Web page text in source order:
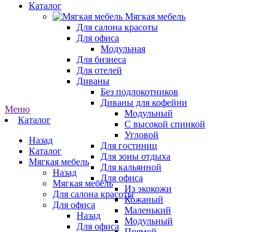
Каталог
Мягкая мебель
Для салона красоты
Для офиса
Модульная
Для бизнеса
Для отелей
Диваны
Без подлокотников
Диваны для кофейни
Модульный
С высокой спинкой
Угловой
Для гостиниц
Для зоны отдыха
Для кальянной
Для офиса
Из экокожи
Кожаный
Маленький
Модульный
Меню
Каталог
Назад
Каталог
Мягкая мебель
Назад
Мягкая мебель
Для салона красоты
Для офиса
Назад
Для офиса